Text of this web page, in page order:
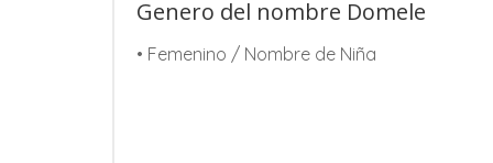
Genero del nombre Domele
• Femenino / Nombre de Niña